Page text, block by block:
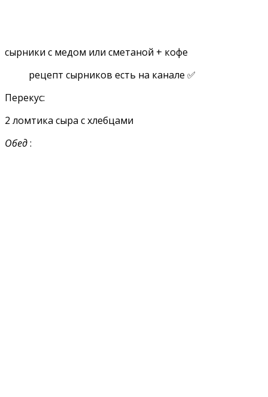
сырники с медом или сметаной + кофе
рецепт сырников есть на канале ✅
Перекус:
2 ломтика сыра с хлебцами
Обед: